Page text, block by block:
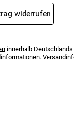
widerrufen
innerhalb Deutschlands